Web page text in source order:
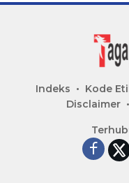
Indeks Kode
Disclaimer